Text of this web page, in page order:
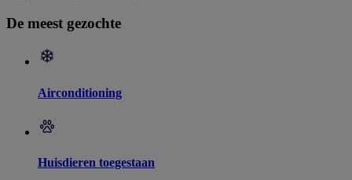
De meest gezochte
Airconditioning
Huisdieren toegestaan